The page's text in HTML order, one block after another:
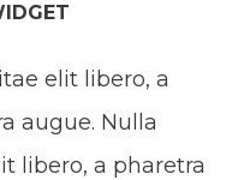
elit libero, a
augue. Nulla
libero, a pharetra